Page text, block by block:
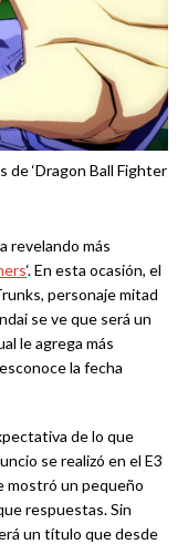
de ‘Dragon Ball Fighter
revelando más
‘. En esta ocasión, el
personaje mitad
se ve que será un
le agrega más
la fecha
de lo que
se realizó en el E3
mostró un pequeño
respuestas. Sin
un título que desde